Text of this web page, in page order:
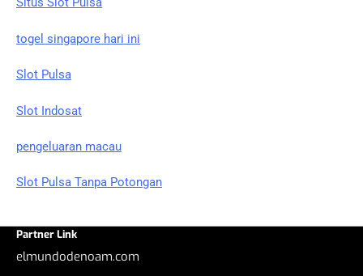
togel singapore hari ini
Slot Pulsa
Slot Indosat
pengeluaran macau
Slot Pulsa Tanpa Potongan
Partner Link
elmundodenoam.com